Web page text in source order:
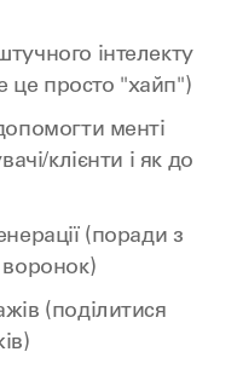
інтелекту
це просто "хайп")
менті
клієнти і як до
(поради з
воронок)
(поділитися